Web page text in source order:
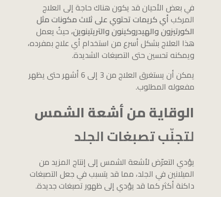
في بعض الأحيان قد يكون هناك حاجة إلى العلاج
المركبأي كريمات تحتوي على ثلاث مكونات مثل
الكورتيزون والهيدروكينون والتريتينوين، حيثُ يعمل
هذا العلاج بشكل أسرع من استخدام أي علاج بمفرده،
ويمكنه تحسين حتى التصبغات الشديدة.
يمكن أن يستغرق العلاج من 3 إلى 6 أشهر حتى يظهر
مفعوله المطلوب.
الوقاية من أشعة الشمس
لتجنّب تصبغات الجلد
يؤدي التعرّض لأشعة الشمس إلى إنتاج المزيد من
الميلانين في الجلد، مما قد يتسبب في جعل التصبغات
داكنة أكثر كما قد يؤدي إلى ظهور تصبغات جديدة.